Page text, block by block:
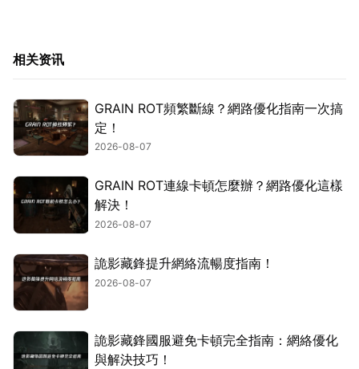
相关资讯
GRAIN ROT頻繁斷線？網路優化指南一次搞
定！
2026-08-07
GRAIN ROT連線卡頓怎麼辦？網路優化這樣
解決！
2026-08-07
詭影藏鋒提升網絡流暢度指南！
2026-08-07
詭影藏鋒國服避免卡頓完全指南：網絡優化
與解決技巧！